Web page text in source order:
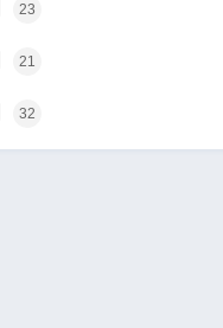
23
21
32